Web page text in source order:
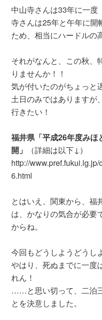
中山寺さんは33年に一
寺さんは25年と午年に開
ため、相当にハードルの
それがなんと、この秋、
りませんか！！
気が付いたのがちょっと
土日のみではありますが
行きたい！
福井県「平成26年度み
開」
（詳細は以下↓）
http://
6.html
とはいえ、関東から、福
は、かなりの気合が必要
からね。
今回もどうしようどうし
やはり、死ぬまでに一度
れん！
……と思い切って、二泊
とを決意しました。